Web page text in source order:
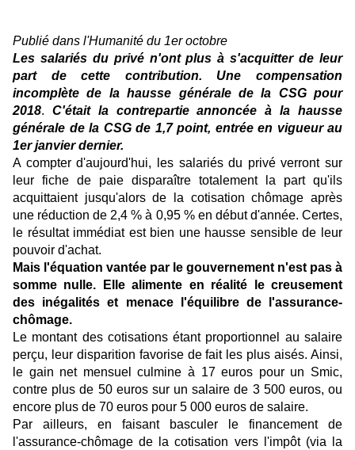
Publié dans l'Humanité du 1er octobre
Les salariés du privé n'ont plus à s'acquitter de leur
part de cette contribution. Une compensation
incomplète de la hausse générale de la CSG pour
2018. C'était la contrepartie annoncée à la hausse
générale de la CSG de 1,7 point, entrée en vigueur au
1er janvier dernier.
A compter d'aujourd'hui, les salariés du privé verront sur
leur fiche de paie disparaître totalement la part qu'ils
acquittaient jusqu'alors de la cotisation chômage après
une réduction de 2,4 % à 0,95 % en début d'année. Certes,
le résultat immédiat est bien une hausse sensible de leur
pouvoir d'achat.
Mais l'équation vantée par le gouvernement n'est pas à
somme nulle. Elle alimente en réalité le creusement
des inégalités et menace l'équilibre de l'assurance-
chômage.
Le montant des cotisations étant proportionnel au salaire
perçu, leur disparition favorise de fait les plus aisés. Ainsi,
le gain net mensuel culmine à 17 euros pour un Smic,
contre plus de 50 euros sur un salaire de 3 500 euros, ou
encore plus de 70 euros pour 5 000 euros de salaire.
Par ailleurs, en faisant basculer le financement de
l'assurance-chômage de la cotisation vers l'impôt (via la